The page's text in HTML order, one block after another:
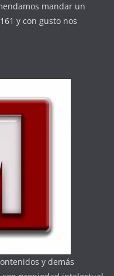
mandar un
y con gusto nos
y demás